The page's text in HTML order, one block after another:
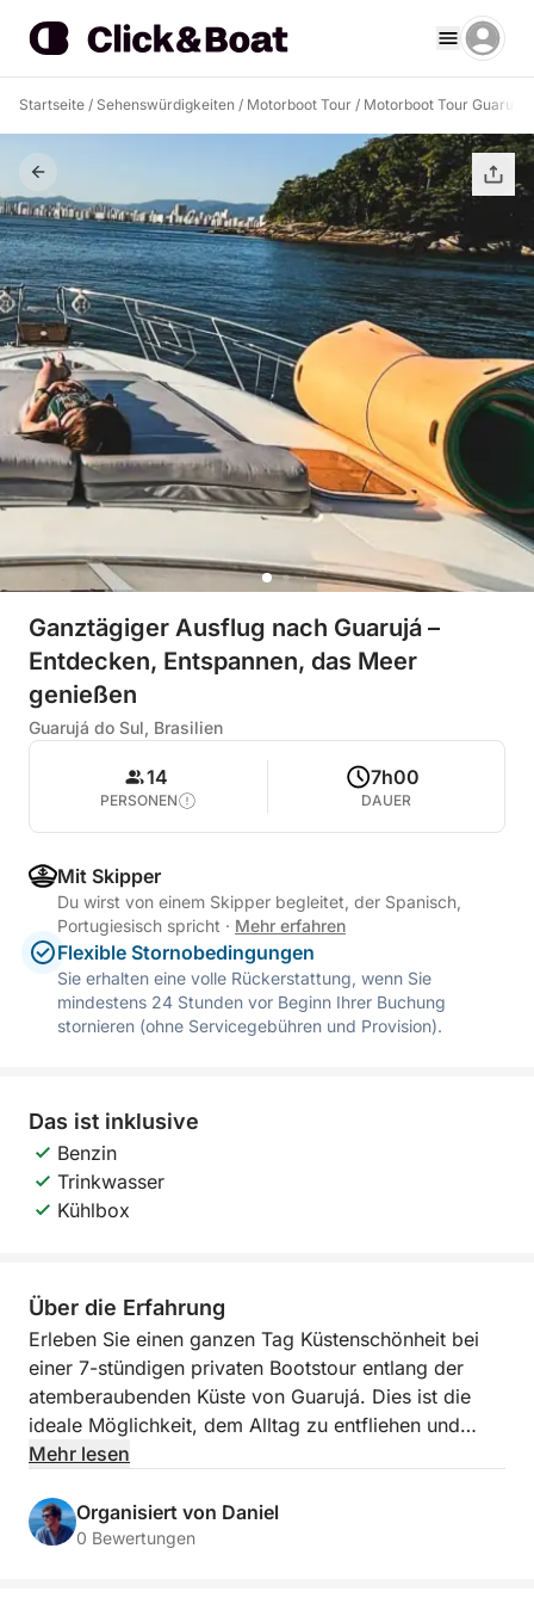
Startseite / Sehenswürdigkeiten / Motorboot Tour / Motorboot Tour Guarujá
Ganztägiger Ausflug nach Guarujá –
Entdecken, Entspannen, das Meer
genießen
Guarujá do Sul, Brasilien
14
PERSONEN
7h00
DAUER
Mit Skipper
Du wirst von einem Skipper begleitet, der Spanisch,
Portugiesisch spricht · Mehr erfahren
Flexible Stornobedingungen
Sie erhalten eine volle Rückerstattung, wenn Sie
mindestens 24 Stunden vor Beginn Ihrer Buchung
stornieren (ohne Servicegebühren und Provision).
Das ist inklusive
Benzin
Trinkwasser
Kühlbox
Über die Erfahrung
Erleben Sie einen ganzen Tag Küstenschönheit bei
einer 7-stündigen privaten Bootstour entlang der
atemberaubenden Küste von Guarujá. Dies ist die
ideale Möglichkeit, dem Alltag zu entfliehen und
wieder mit der Natur in Einklang zu kommen,
Aussicht und den friedlichen Rhythmus des Ozeans
genießen.
Mehr lesen
Organisiert von Daniel
0 Bewertungen